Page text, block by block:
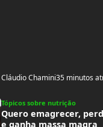
Cláudio Chamini35 minutos
Tópicos sobre nutrição
Quero emagrecer,
e ganha massa magra